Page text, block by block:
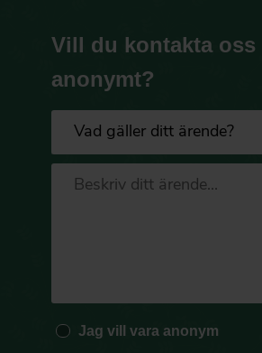
Vill du kontakta oss
anonymt?
Jag vill vara anonym